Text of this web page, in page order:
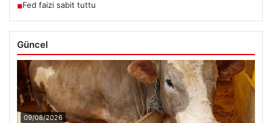
■Fed faizi sabit tuttu
Güncel
09/08/2026